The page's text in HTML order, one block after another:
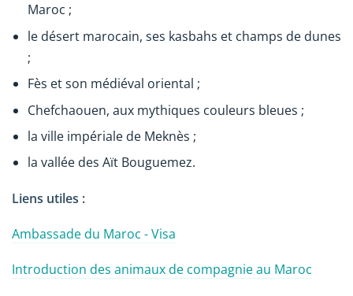
Maroc ;
le désert marocain, ses kasbahs et champs de dunes
;
Fès et son médiéval oriental ;
Chefchaouen, aux mythiques couleurs bleues ;
la ville impériale de Meknès ;
la vallée des Aït Bouguemez.
Liens utiles :
Ambassade du Maroc - Visa
Introduction des animaux de compagnie au Maroc